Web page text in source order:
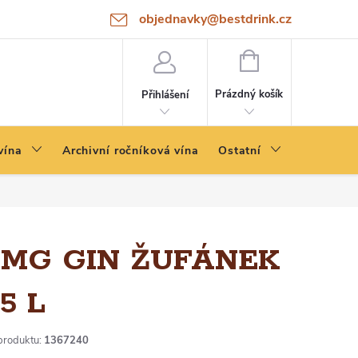
objednavky@bestdrink.cz
Přihlášení
NÁKUPNÍ
Prázdný košík
Archivní ročníková vína Ostatní
GIN ŽUFÁNEK
L
1367240